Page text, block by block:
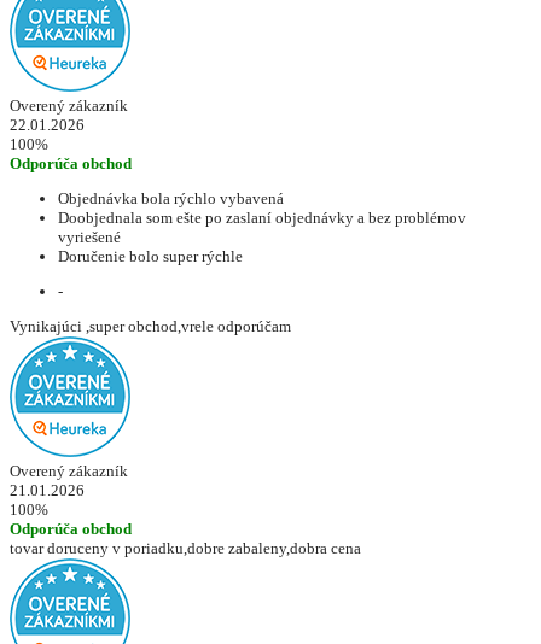
Overený zákazník
22.01.2026
100%
Odporúča obchod
Objednávka bola rýchlo vybavená
Doobjednala som ešte po zaslaní objednávky a bez problémov
vyriešené
Doručenie bolo super rýchle
-
Vynikajúci ,super obchod,vrele odporúčam
Overený zákazník
21.01.2026
100%
Odporúča obchod
tovar doruceny v poriadku,dobre zabaleny,dobra cena